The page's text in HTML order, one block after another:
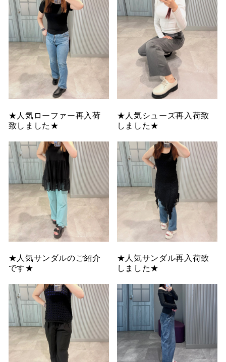
★人気ローファー再入荷
致しました★
★人気シューズ再入荷致
しました★
★人気サンダルのご紹介
です★
★人気サンダル再入荷致
しました★